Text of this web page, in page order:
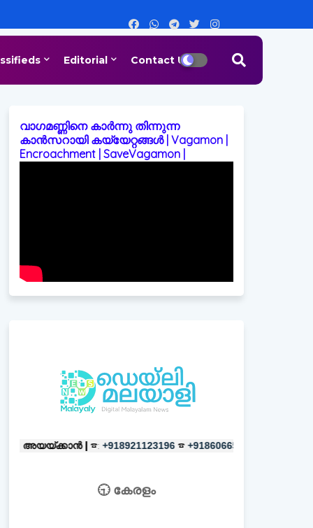
Editorial Contact Us
വാഗമണ്ണിനെ കാർന്നു തിന്നുന്ന
കാൻസറായി കയ്യേറ്റങ്ങൾ | Vagamon |
Encroachment | SaveVagamon |
| ☎: +918921123196 ☎ +918606657037 പരസ്യങ്ങൾക്ക്
🕤 കേരളം